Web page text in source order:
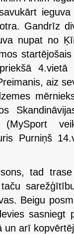
Gandrīz
nupat no
4.vietā
aiz
(MySport
Purniņš
tad
Beigu
sasniegt
un arī